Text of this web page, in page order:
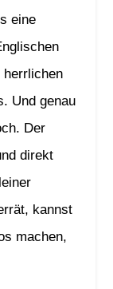
eine
herrlichen
Und genau
Der
direkt
kannst
machen,